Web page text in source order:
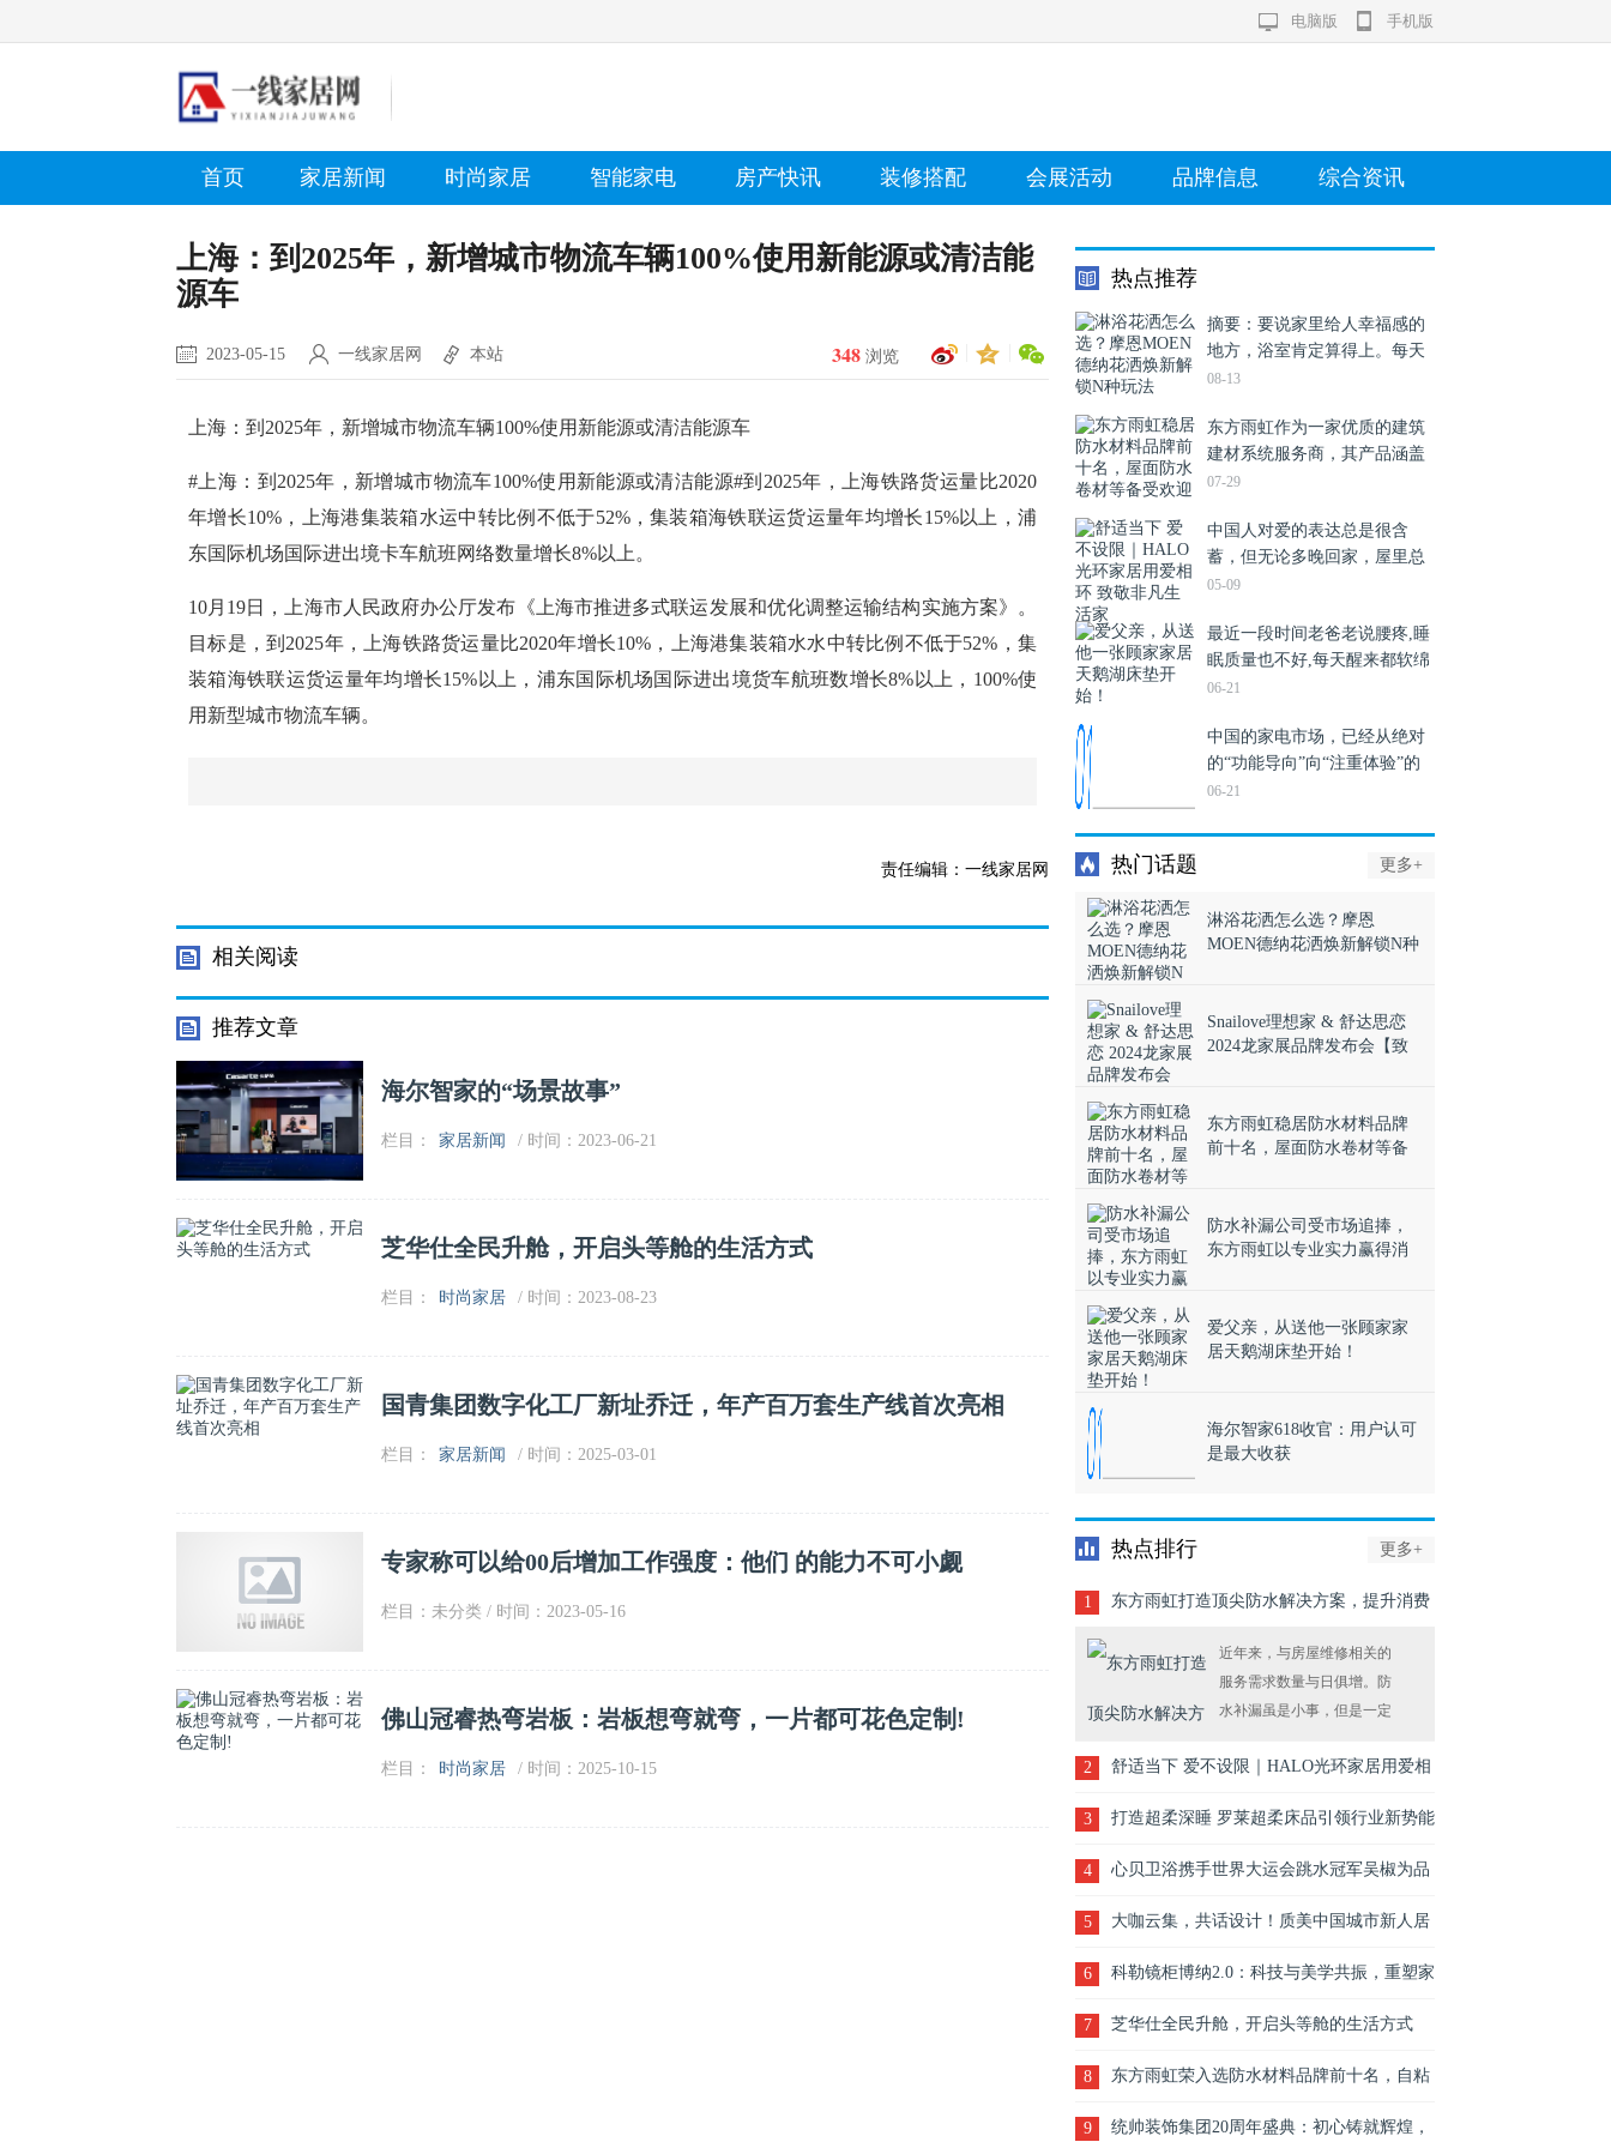
电脑版 手机版
首页 家居新闻 时尚家居 智能家电 房产快讯 装修搭配 会展活动 品牌信息 综合资讯
上海：到2025年，新增城市物流车辆100%使用新能源或清洁能
源车
2023-05-15 一线家居网 本站 348 浏览
上海：到2025年，新增城市物流车辆100%使用新能源或清洁能源车
#上海：到2025年，新增城市物流车100%使用新能源或清洁能源#到2025年，上海铁路货运量比2020
年增长10%，上海港集装箱水运中转比例不低于52%，集装箱海铁联运货运量年均增长15%以上，浦
东国际机场国际进出境卡车航班网络数量增长8%以上。
10月19日，上海市人民政府办公厅发布《上海市推进多式联运发展和优化调整运输结构实施方案》。
目标是，到2025年，上海铁路货运量比2020年增长10%，上海港集装箱水水中转比例不低于52%，集
装箱海铁联运货运量年均增长15%以上，浦东国际机场国际进出境货车航班数增长8%以上，100%使
用新型城市物流车辆。
责任编辑：一线家居网
相关阅读
推荐文章
海尔智家的“场景故事”
栏目： 家居新闻 / 时间：2023-06-21
芝华仕全民升舱，开启头等舱的生活方式
栏目： 时尚家居 / 时间：2023-08-23
国青集团数字化工厂新址乔迁，年产百万套生产线首次亮相
栏目： 家居新闻 / 时间：2025-03-01
专家称可以给00后增加工作强度：他们 的能力不可小觑
栏目：未分类 / 时间：2023-05-16
佛山冠睿热弯岩板：岩板想弯就弯，一片都可花色定制!
栏目： 时尚家居 / 时间：2025-10-15
热点推荐
摘要：要说家里给人幸福感的
地方，浴室肯定算得上。每天
睁眼就是上班，回家已精疲力
澡，埋进被窝。而用上廉价的
花洒非但给不了这种……
08-13
东方雨虹作为一家优质的建筑
建材系统服务商，其产品涵盖
了多个领域，其中确实包括屋
防水涂料、瓷砖胶、美缝剂等
等，各类型产品以卓……
07-29
中国人对爱的表达总是很含
蓄，但无论多晚回家，屋里总
有一个爱你的人在牵挂。在快
意不再仅限于节日，为爱的人
打造一个舒适安心的居……
05-09
最近一段时间老爸老说腰疼,睡
眠质量也不好,每天醒来都软绵
无力,整个人的精神状态特别
不是腰肌劳损,很有可能是睡姿
不正确或床垫不……
06-21
中国的家电市场，已经从绝对
的“功能导向”向“注重体验”的
方向转变。随着消费升级而来
的“危”与“机”。 在17年前，卡
萨帝创牌并选择了一条彼时
06-21
热门话题 更多+
淋浴花洒怎么选？摩恩
MOEN德纳花洒焕新解锁N种
Snailove理想家 & 舒达思恋
2024龙家展品牌发布会【致
东方雨虹稳居防水材料品牌
前十名，屋面防水卷材等备
防水补漏公司受市场追捧，
东方雨虹以专业实力赢得消
爱父亲，从送他一张顾家家
居天鹅湖床垫开始！
海尔智家618收官：用户认可
是最大收获
热点排行 更多+
1 东方雨虹打造顶尖防水解决方案，提升消费
者满意度
近年来，与房屋维修相关的
服务需求数量与日俱增。防
水补漏虽是小事，但是一定
然，防水卷材的选择也很重
——东……
2 舒适当下 爱不设限｜HALO光环家居用爱相
环 致敬非凡生活家
3 打造超柔深睡 罗莱超柔床品引领行业新势能
4 心贝卫浴携手世界大运会跳水冠军吴椒为品
牌大使、共筑品质生活新篇章
5 大咖云集，共话设计！质美中国城市新人居
论坛圆满举办
6 科勒镜柜博纳2.0：科技与美学共振，重塑家
居梳妆新体验
7 芝华仕全民升舱，开启头等舱的生活方式
8 ​东方雨虹荣入选防水材料品牌前十名，自粘
防水卷材等受好评
9 统帅装饰集团20周年盛典：初心铸就辉煌，